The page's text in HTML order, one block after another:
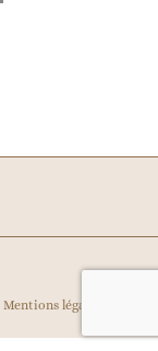
Mentions légales